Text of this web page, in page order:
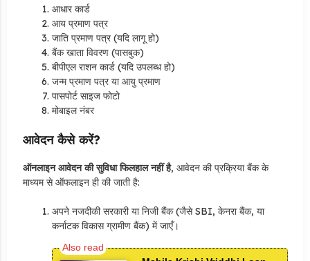
आधार कार्ड
आय प्रमाण पत्र
जाति प्रमाण पत्र (यदि लागू हो)
बैंक खाता विवरण (पासबुक)
बीपीएल राशन कार्ड (यदि उपलब्ध हो)
जन्म प्रमाण पत्र या आयु प्रमाण
पासपोर्ट साइज फोटो
मोबाइल नंबर
आवेदन कैसे करें?
ऑनलाइन आवेदन की सुविधा फिलहाल नहीं है, आवेदन की प्रक्रिया बैंक के
माध्यम से ऑफलाइन ही की जाती है:
अपने नजदीकी सरकारी या निजी बैंक (जैसे SBI, केनरा बैंक, या
कर्नाटक विकास ग्रामीण बैंक) में जाएँ।